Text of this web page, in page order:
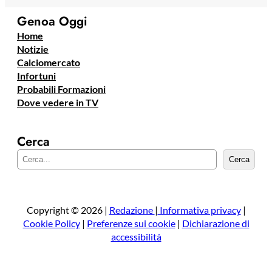
Genoa Oggi
Home
Notizie
Calciomercato
Infortuni
Probabili Formazioni
Dove vedere in TV
Cerca
e
a
Cerca
Copyright © 2026 | Redazione | Informativa privacy|
Cookie Policy| Preferenze sui cookie| Dichiarazione di
accessibilità